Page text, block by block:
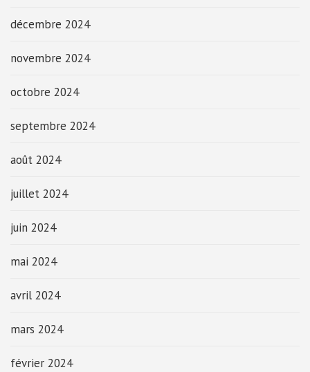
décembre 2024
novembre 2024
octobre 2024
septembre 2024
août 2024
juillet 2024
juin 2024
mai 2024
avril 2024
mars 2024
février 2024